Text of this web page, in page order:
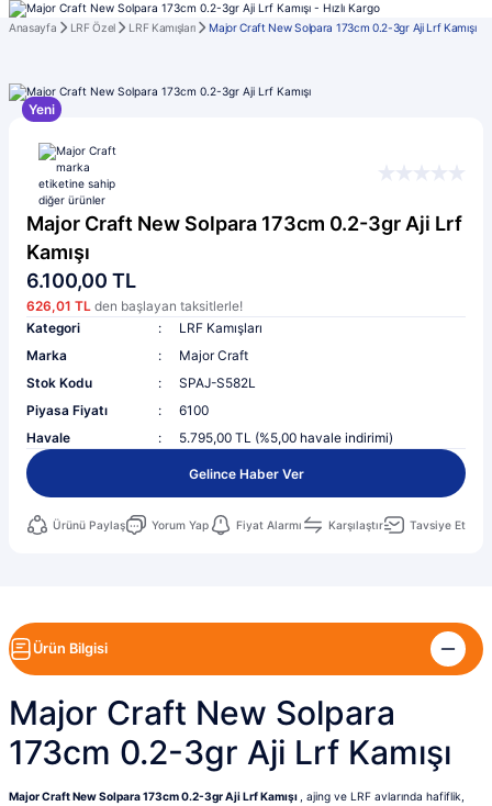
Anasayfa LRF Özel LRF Kamışları Major Craft New Solpara 173cm 0.2-3gr Aji Lrf Kamışı
Yeni
Major Craft New Solpara 173cm 0.2-3gr Aji Lrf
Kamışı
6.100,00 TL
626,01 TL den başlayan taksitlerle!
Kategori
LRF Kamışları
Marka
Major Craft
Stok Kodu
SPAJ-S582L
Piyasa Fiyatı
6100
Havale
5.795,00 TL (%5,00 havale indirimi)
Gelince Haber Ver
Ürünü Paylaş Yorum Yap Fiyat Alarmı Karşılaştır Tavsiye Et
Ürün Bilgisi
Major Craft New Solpara
173cm 0.2-3gr Aji Lrf Kamışı
Major Craft New Solpara 173cm 0.2-3gr Aji Lrf Kamışı
, ajing ve LRF avlarında hafiflik,